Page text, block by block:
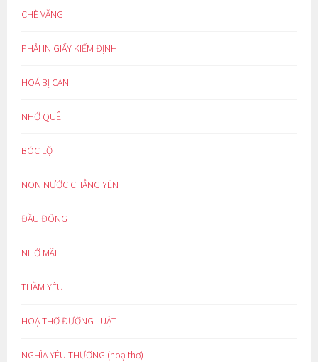
CHÈ VẰNG
PHẢI IN GIẤY KIỂM ĐỊNH
HOÁ BỊ CAN
NHỚ QUÊ
BÓC LỘT
NON NƯỚC CHẲNG YÊN
ĐẦU ĐÔNG
NHỚ MÃI
THẦM YÊU
HOẠ THƠ ĐƯỜNG LUẬT
NGHĨA YÊU THƯƠNG (hoạ thơ)